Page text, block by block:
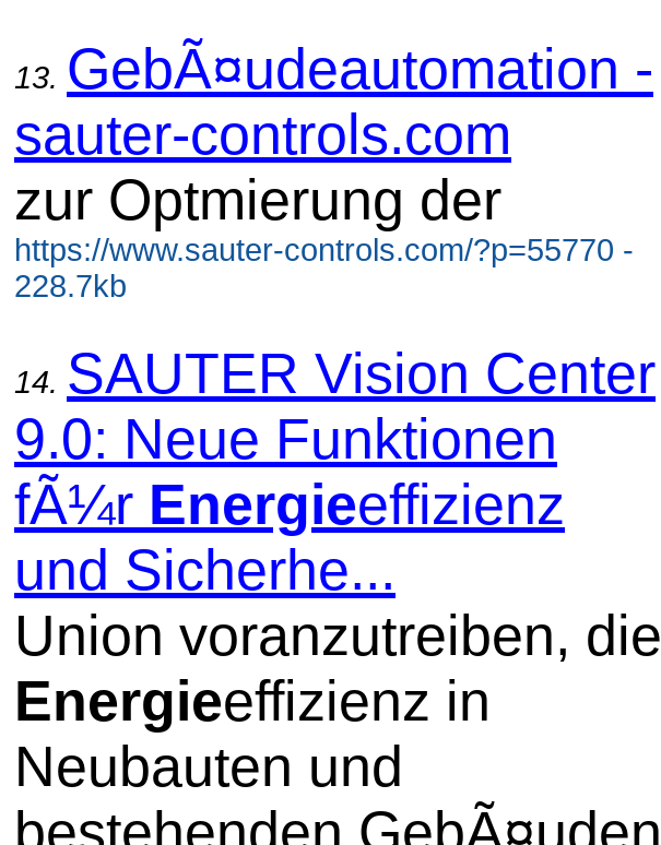
13. GebÃ¤udeautomation -
sauter-controls.com
zur Optmierung der
https://www.sauter-controls.com/?p=55770 -
228.7kb
14. SAUTER Vision Center
9.0: Neue Funktionen
fÃ¼r Energieeffizienz
und Sicherhe...
Union voranzutreiben, die
Energieeffizienz in
Neubauten und
bestehenden GebÃ¤uden